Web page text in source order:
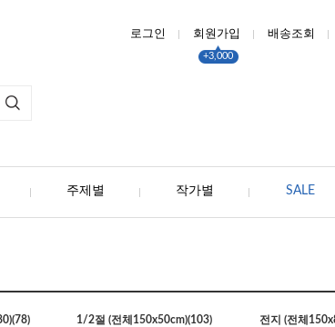
로그인 회원가입
+3,000
배송조회
주제별 작가별 SALE
(78) 1/2절 (전체150x50cm)(103) 전지 (전체